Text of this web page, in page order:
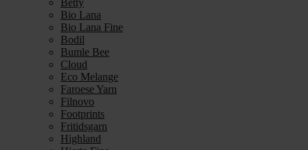
Betty
Bio Lana
Bio Lana Fine
Bodil
Bumle Bee
Cloud
Eco Melange
Faroese Yarn
Filnovo
Footprints
Fritidsgarn
Highland